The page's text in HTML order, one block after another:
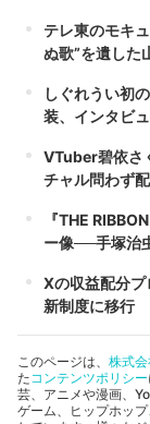
テレ東のモキ
ぬ歌”を遺した
しぐれうい初
装、インタビ
VTuber碧依さ
チャル問わず
『THE
ー像──手塚治
Xの収益配分
新制度に移行
このページは、 株式
た コンテンツポリシー
芸、アニメや漫画、
ゲーム、ヒップホッ